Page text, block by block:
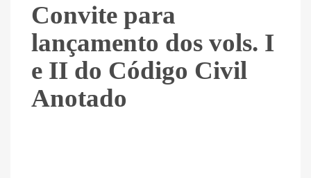
Convite para
lançamento dos vols. I
e II do Código Civil
Anotado